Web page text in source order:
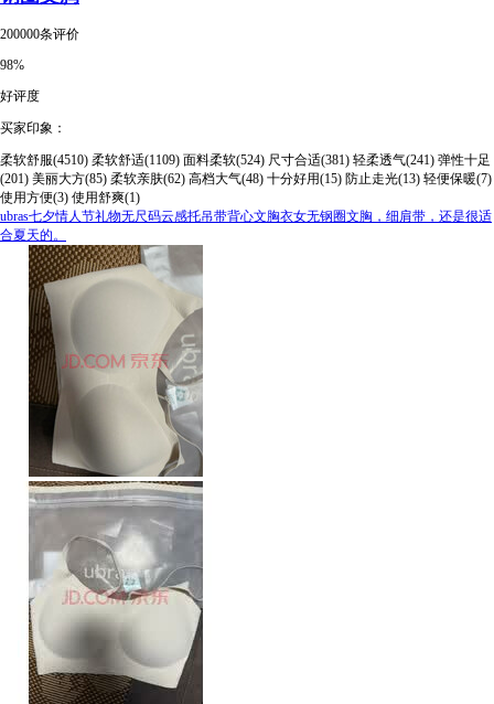
200000条评价
98%
好评度
买家印象：
柔软舒服(4510) 柔软舒适(1109) 面料柔软(524) 尺寸合适(381) 轻柔透气(241) 弹性十足
(201) 美丽大方(85) 柔软亲肤(62) 高档大气(48) 十分好用(15) 防止走光(13) 轻便保暖(7)
使用方便(3) 使用舒爽(1)
ubras七夕情人节礼物无尺码云感托吊带背心文胸衣女无钢圈文胸，细肩带，还是很适
合夏天的。